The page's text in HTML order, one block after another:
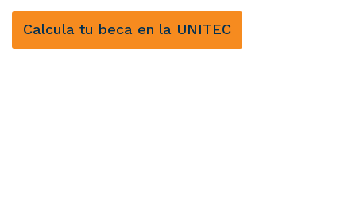
Calcula tu beca en la UNITEC